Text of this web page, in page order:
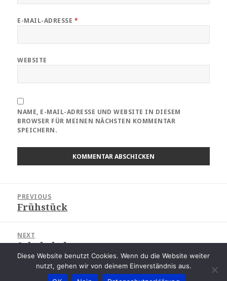
E-MAIL-ADRESSE *
WEBSITE
NAME, E-MAIL-ADRESSE UND WEBSITE IN DIESEM
BROWSER FÜR MEINEN NÄCHSTEN KOMMENTAR
SPEICHERN.
PREVIOUS
Previous
Frühstück
NEXT
Next
post:
Schokolade
Copyright © 2015 - 2022|Proudly powered byWordPress
Diese Website benutzt Cookies. Wenn du die Website weiter
nutzt, gehen wir von deinem Einverständnis aus.